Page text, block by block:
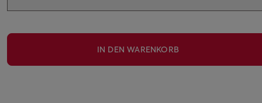
IN DEN WARENKORB